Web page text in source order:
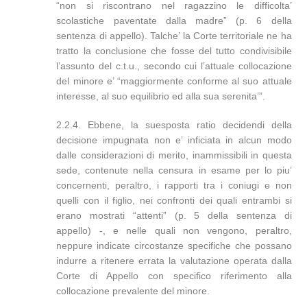
“non si riscontrano nel ragazzino le difficolta’
scolastiche paventate dalla madre” (p. 6 della
sentenza di appello). Talche’ la Corte territoriale ne ha
tratto la conclusione che fosse del tutto condivisibile
l’assunto del c.t.u., secondo cui l’attuale collocazione
del minore e’ “maggiormente conforme al suo attuale
interesse, al suo equilibrio ed alla sua serenita’”.
2.2.4. Ebbene, la suesposta ratio decidendi della
decisione impugnata non e’ inficiata in alcun modo
dalle considerazioni di merito, inammissibili in questa
sede, contenute nella censura in esame per lo piu’
concernenti, peraltro, i rapporti tra i coniugi e non
quelli con il figlio, nei confronti dei quali entrambi si
erano mostrati “attenti” (p. 5 della sentenza di
appello) -, e nelle quali non vengono, peraltro,
neppure indicate circostanze specifiche che possano
indurre a ritenere errata la valutazione operata dalla
Corte di Appello con specifico riferimento alla
collocazione prevalente del minore.